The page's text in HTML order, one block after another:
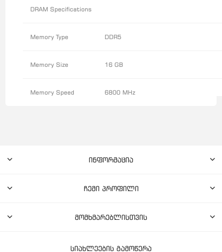
DRAM Specifications
Memory Type DDR5
Memory Size 16 GB
Memory Speed 6800 MHz
ინფორმაცია
ჩემი პროფილი
მომხმარებლისთვის
სიახლეების გამოწერა